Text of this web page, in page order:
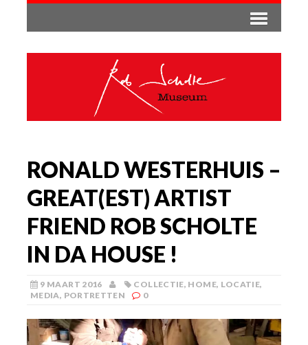
RONALD WESTERHUIS –
GREAT(EST) ARTIST
FRIEND ROB SCHOLTE
IN DA HOUSE !
9 MAART 2016 COLLECTIE, HOME, LOCATIE,
MEDIA, PORTRETTEN 0